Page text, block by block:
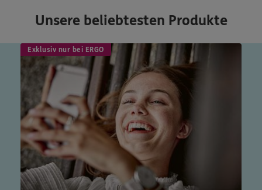
Unsere beliebtesten Produkte
Exklusiv nur bei ERGO